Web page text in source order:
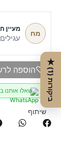
מח
מעיין
♡הוספה
שאלו אותנו
שיתוף
★
ב
י
ק
ו
ר
ו
ת
(
1
)